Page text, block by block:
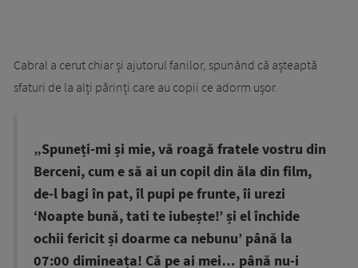
Cabral a cerut chiar și ajutorul fanilor, spunând că așteaptă
sfaturi de la alți părinți care au copii ce adorm ușor.
„Spuneți-mi și mie, vă roagă fratele vostru din
Berceni, cum e să ai un copil din ăla din film,
de-l bagi în pat, îl pupi pe frunte, îi urezi
‘Noapte bună, tati te iubește!’ și el închide
ochii fericit și doarme ca nebunu’ până la
07:00 dimineața! Că pe ai mei… până nu-i